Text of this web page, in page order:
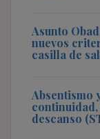
Asunto
nuevos
casilla de
Absentismo
continuidad,
descanso